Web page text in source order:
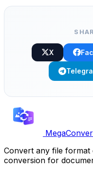
X
Convert any file format
conversion for